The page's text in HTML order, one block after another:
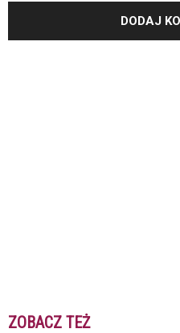
ZOBACZ TEŻ